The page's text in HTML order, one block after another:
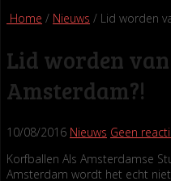
Home / Nieuws / Lid worden
Lid worden van
Amsterdam?!
10/08/2016 Nieuws Geen
Korfballen Als Amsterdamse
Amsterdam wordt het echt